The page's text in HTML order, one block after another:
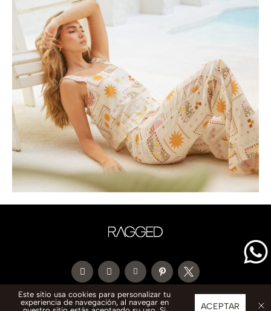
CONTACTO ACEPTAR
Este sitio usa cookies para personalizar tu
experiencia de navegación, al navegar en